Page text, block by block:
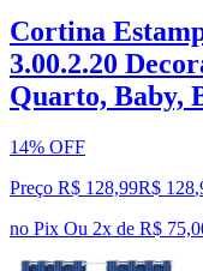
Cortina
3.00.2.20
Quarto, Baby,
14% OFF
Preço R$ 128,99R$ 128,
no Pix Ou 2x de R$